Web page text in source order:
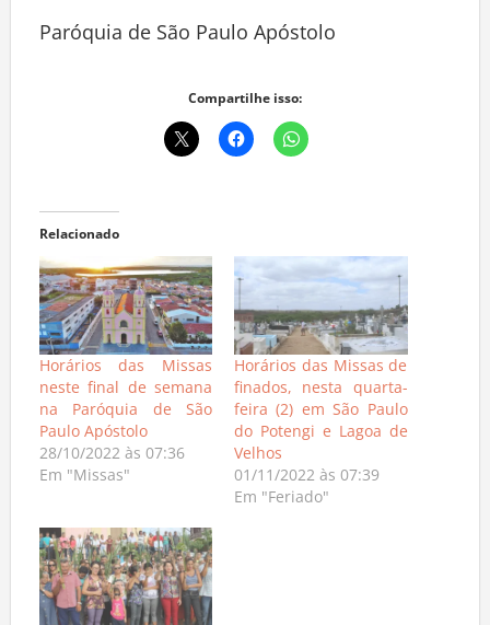
Paróquia de São Paulo Apóstolo
Compartilhe isso:
Relacionado
Horários das Missas
neste final de semana
na Paróquia de São
Paulo Apóstolo
28/10/2022 às 07:36
Em "Missas"
Horários das Missas de
finados, nesta quarta-
feira (2) em São Paulo
do Potengi e Lagoa de
Velhos
01/11/2022 às 07:39
Em "Feriado"